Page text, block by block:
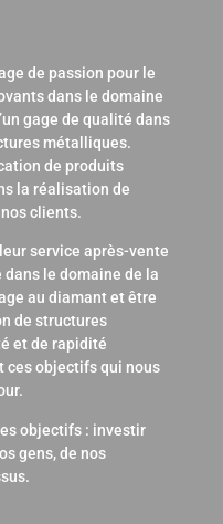
de passion pour le
dans le domaine
gage de qualité dans
métalliques.
de produits
la réalisation de
clients.
service après-vente
le domaine de la
au diamant et être
de structures
et de rapidité
ces objectifs qui nous
objectifs : investir
gens, de nos